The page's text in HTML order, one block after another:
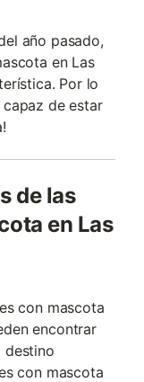
año pasado,
en Las
Por lo
de estar
de las
en Las
con mascota
encontrar
destino
con mascota